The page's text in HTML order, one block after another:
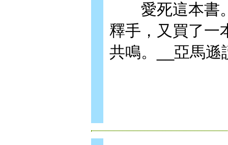
愛死這本書。
釋手，又買了一
共鳴。__亞馬遜